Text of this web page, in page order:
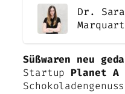
Dr. Sara
Marquart
Süßwaren neu
Startup Planet A